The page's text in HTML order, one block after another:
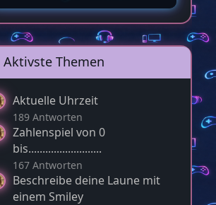
Aktivste Themen
Aktuelle Uhrzeit
189 Antworten
Zahlenspiel von 0
bis..........................
167 Antworten
Beschreibe deine Laune mit
einem Smiley